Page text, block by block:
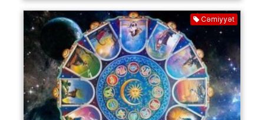
Cəmiyyət